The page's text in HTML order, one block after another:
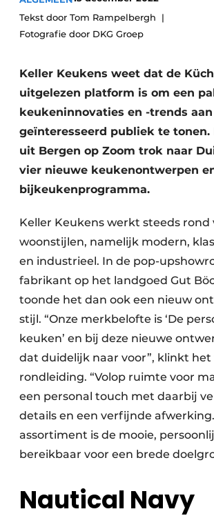
Privacy / Cookie statement
Vacature aanmelden
Tekst door Tom Rampelbergh
Fotografie door DKG Groep
Keller Keukens weet dat de
uitgelezen platform is om een
keukeninnovaties en -trends aan
geïnteresseerd publiek te
uit Bergen op Zoom trok naar
vier nieuwe keukenontwerpen
bijkeukenprogramma.
Keller Keukens werkt steeds rond
woonstijlen, namelijk modern,
en industrieel. In de pop-
fabrikant op het landgoed Gut
toonde het dan ook een nieuw
stijl. “Onze merkbelofte is ‘De
keuken’ en bij deze nieuwe
dat duidelijk naar voor”, klinkt het
rondleiding. “Volop ruimte voor
een personal touch met daarbij
details en een verfijnde
assortiment is de mooie,
bereikbaar voor een brede
Nautical Navy